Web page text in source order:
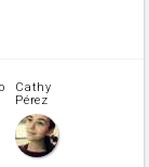
Cathy
Pérez